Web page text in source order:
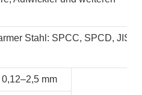
Stahl: SPCC, SPCD, JIS
0,12–2,5 mm